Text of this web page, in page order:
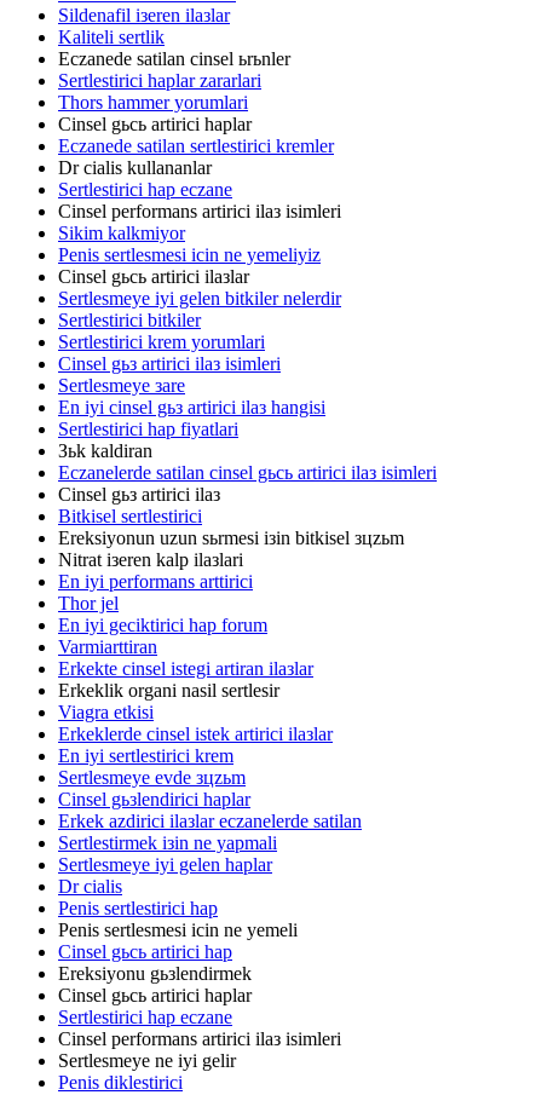
Sildenafil iзeren ilaзlar
Kaliteli sertlik
Eczanede satilan cinsel ьrьnler
Sertlestirici haplar zararlari
Thors hammer yorumlari
Cinsel gьcь artirici haplar
Eczanede satilan sertlestirici kremler
Dr cialis kullananlar
Sertlestirici hap eczane
Cinsel performans artirici ilaз isimleri
Sikim kalkmiyor
Penis sertlesmesi icin ne yemeliyiz
Cinsel gьcь artirici ilaзlar
Sertlesmeye iyi gelen bitkiler nelerdir
Sertlestirici bitkiler
Sertlestirici krem yorumlari
Cinsel gьз artirici ilaз isimleri
Sertlesmeye зare
En iyi cinsel gьз artirici ilaз hangisi
Sertlestirici hap fiyatlari
Зьk kaldiran
Eczanelerde satilan cinsel gьcь artirici ilaз isimleri
Cinsel gьз artirici ilaз
Bitkisel sertlestirici
Ereksiyonun uzun sьrmesi iзin bitkisel зцzьm
Nitrat iзeren kalp ilaзlari
En iyi performans arttirici
Thor jel
En iyi geciktirici hap forum
Varmiarttiran
Erkekte cinsel istegi artiran ilaзlar
Erkeklik organi nasil sertlesir
Viagra etkisi
Erkeklerde cinsel istek artirici ilaзlar
En iyi sertlestirici krem
Sertlesmeye evde зцzьm
Cinsel gьзlendirici haplar
Erkek azdirici ilaзlar eczanelerde satilan
Sertlestirmek iзin ne yapmali
Sertlesmeye iyi gelen haplar
Dr cialis
Penis sertlestirici hap
Penis sertlesmesi icin ne yemeli
Cinsel gьcь artirici hap
Ereksiyonu gьзlendirmek
Cinsel gьcь artirici haplar
Sertlestirici hap eczane
Cinsel performans artirici ilaз isimleri
Sertlesmeye ne iyi gelir
Penis diklestirici